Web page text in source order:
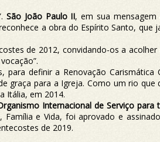
São João Paulo II, em sua mensagem
a obra do Espírito Santo, que
de 2012, convidando-os a
definir a Renovação Carismática
graça para a Igreja. Como um rio que
Itália, em 2014.
Internacional de Serviço para
e Vida, foi aprovado e
de 2019.